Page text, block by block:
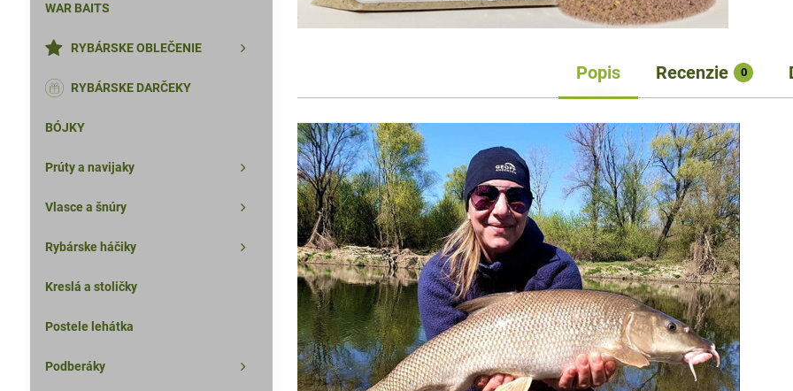
Popis Recenzie 0
WAR BAITS
RYBÁRSKE OBLEČENIE
RYBÁRSKE DARČEKY
BÓJKY
Prúty a navijaky
Vlasce a šnúry
Rybárske háčiky
Kreslá a stoličky
Postele lehátka
Podberáky